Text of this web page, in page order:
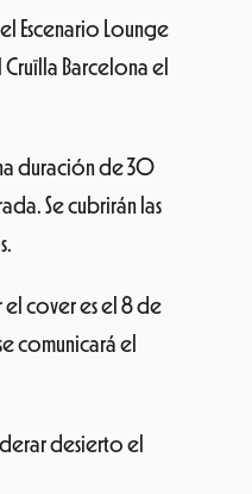
Escenario Lounge
Cruïlla Barcelona el
duración de 30
Se cubrirán las
el cover es el 8 de
comunicará el
desierto el